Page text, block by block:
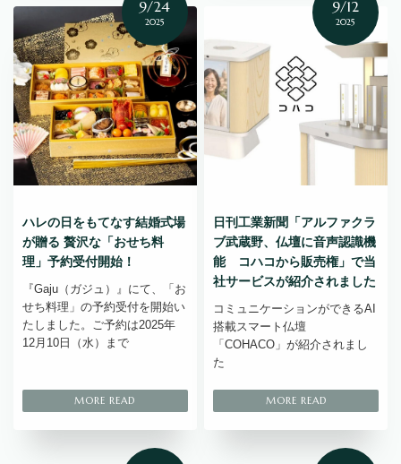
9/24
2025
ハレの日をもてなす結婚式場
が贈る 贅沢な「おせち料
理」予約受付開始！
『Gaju（ガジュ）』にて、「お
せち料理」の予約受付を開始い
たしました。ご予約は2025年
12月10日（水）まで
9/12
2025
日刊工業新聞「アルファクラ
ブ武蔵野、仏壇に音声認識機
能 コハコから販売権」で当
社サービスが紹介されました
コミュニケーションができるAI
搭載スマート仏壇
「COHACO」が紹介されまし
た